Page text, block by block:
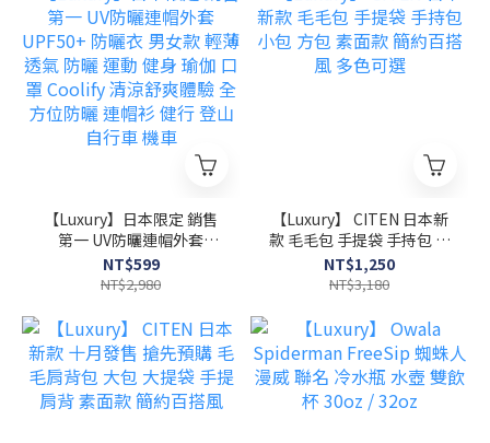
【Luxury】日本限定 銷售
第一 UV防曬連帽外套
UPF50+ 防曬衣 男女款 輕
薄透氣 防曬 運動 健身 瑜伽
全方位防曬 連帽衫 健行 登
山 自行車 機車
NT$599
NT$2,980
【Luxury】 CITEN 日本新
款 毛毛包 手提袋 手持包 小
包 方包 素面款 簡約百搭風
多色可選
NT$1,250
NT$3,180